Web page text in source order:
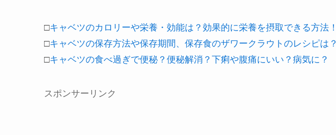
□キャベツのカロリーや栄養・効能は？効果的に栄養を摂取できる方法！
□キャベツの保存方法や保存期間、保存食のザワークラウトのレシピは？
□キャベツの食べ過ぎで便秘？便秘解消？下痢や腹痛にいい？病気に？
スポンサーリンク